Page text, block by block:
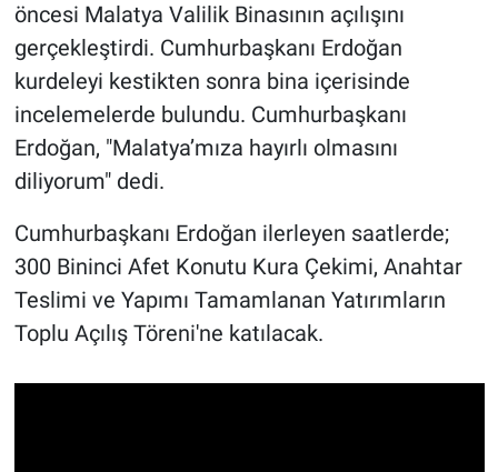
öncesi Malatya Valilik Binasının açılışını
gerçekleştirdi. Cumhurbaşkanı Erdoğan
kurdeleyi kestikten sonra bina içerisinde
incelemelerde bulundu. Cumhurbaşkanı
Erdoğan, "Malatya’mıza hayırlı olmasını
diliyorum" dedi.
Cumhurbaşkanı Erdoğan ilerleyen saatlerde;
300 Bininci Afet Konutu Kura Çekimi, Anahtar
Teslimi ve Yapımı Tamamlanan Yatırımların
Toplu Açılış Töreni'ne katılacak.